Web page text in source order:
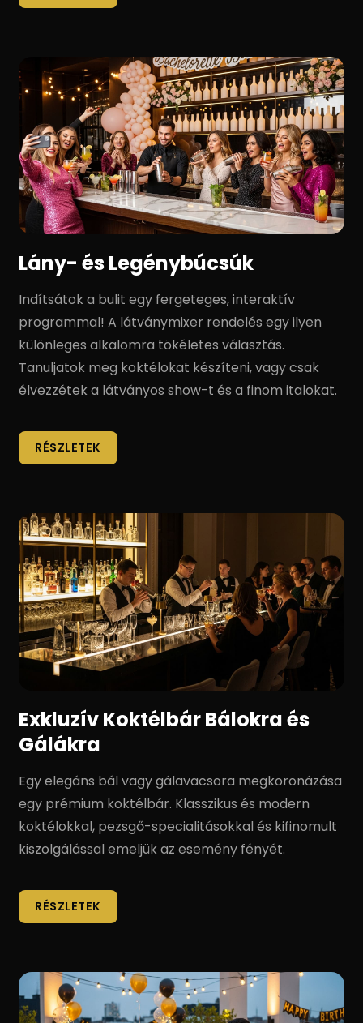
Lány- és Legénybúcsúk
Indítsátok a bulit egy fergeteges, interaktív
programmal! A látványmixer rendelés egy ilyen
különleges alkalomra tökéletes választás.
Tanuljatok meg koktélokat készíteni, vagy csak
élvezzétek a látványos show-t és a finom italokat.
RÉSZLETEK
Exkluzív Koktélbár Bálokra és
Gálákra
Egy elegáns bál vagy gálavacsora megkoronázása
egy prémium koktélbár. Klasszikus és modern
koktélokkal, pezsgő-specialitásokkal és kifinomult
kiszolgálással emeljük az esemény fényét.
RÉSZLETEK